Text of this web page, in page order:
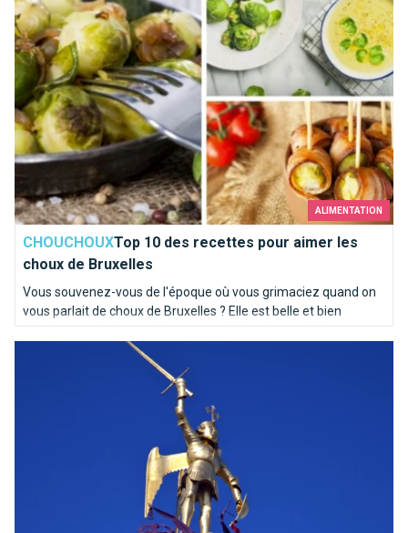
ALIMENTATION
CHOUCHOUXTop 10 des recettes pour aimer les
choux de Bruxelles
Vous souvenez-vous de l'époque où vous grimaciez quand on
vous parlait de choux de Bruxelles ? Elle est belle et bien
révolue pour la plupart d'entre vous ! Chez Brusselslife, ces
recettes nous mettent déjà l'eau à la bouche !
Qui es-tu Saint-Michel ?